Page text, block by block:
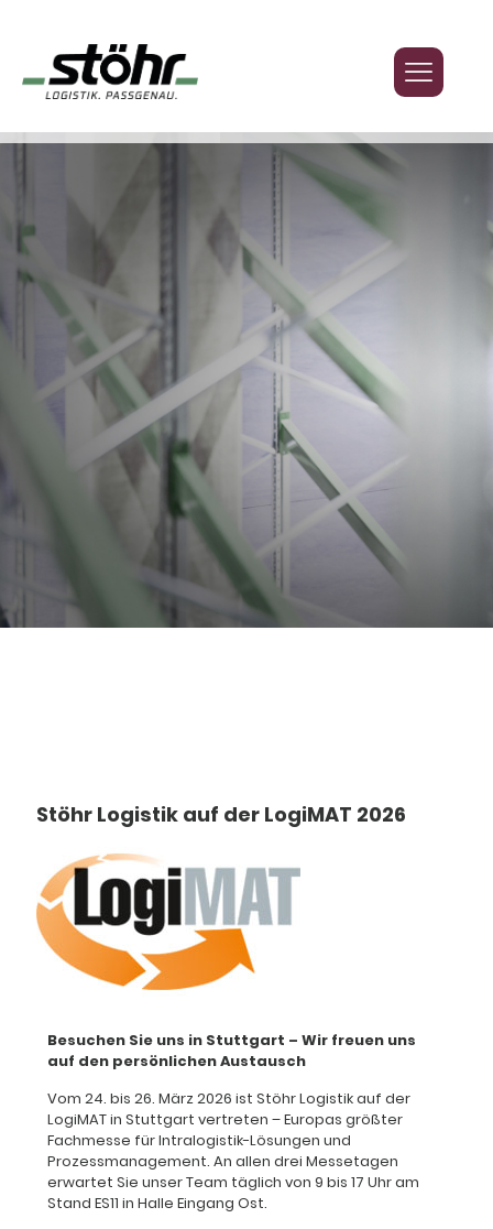
Stöhr Logistik auf der LogiMAT 2026
Besuchen Sie uns in Stuttgart – Wir freuen uns
auf den persönlichen Austausch
Vom 24. bis 26. März 2026 ist Stöhr Logistik auf der
LogiMAT in Stuttgart vertreten – Europas größter
Fachmesse für Intralogistik-Lösungen und
Prozessmanagement. An allen drei Messetagen
erwartet Sie unser Team täglich von 9 bis 17 Uhr am
Stand ES11 in Halle Eingang Ost.